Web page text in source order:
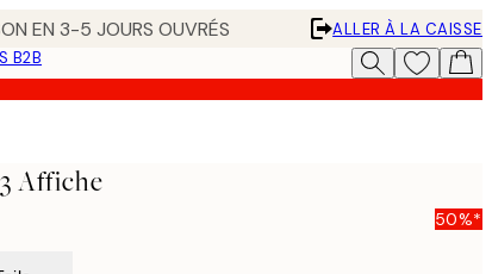
EN 3-5 JOURS OUVRÉS
ALLER À LA CAISSE
B2B
Affiche
50%*